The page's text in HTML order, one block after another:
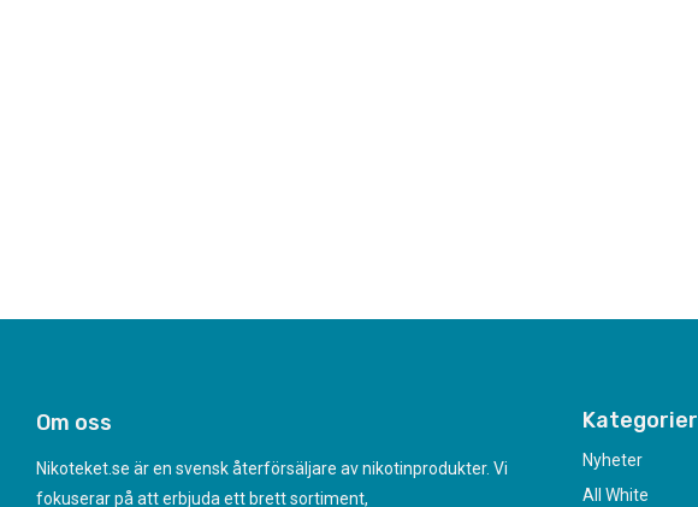
Om oss
Nikoteket.se är en svensk återförsäljare av nikotinprodukter. Vi
fokuserar på att erbjuda ett brett sortiment,
Kategorier
Nyheter
All White